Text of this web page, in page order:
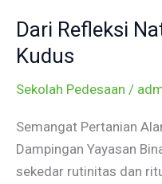
Dari Refleksi
Kudus
Sekolah Pedesaan /
Semangat Pertanian
Dampingan Yayasan
sekedar rutinitas dan
Natural
Farming
Kudus